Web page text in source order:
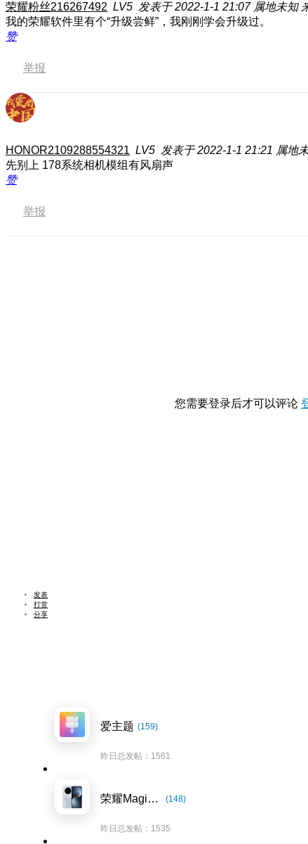
荣耀粉丝216267492 LV5 发表于 2022-1-1 21:07 属地未知
我的荣耀软件里有个“升级尝鲜”，我刚刚学会升级过。
赞
举报
HONOR2109288554321 LV5 发表于 2022-1-1 21:21 属地
先别上 178系统相机模组有风扇声
赞
举报
您需要登录后才可以评论
发表
打赏
分享
爱主题 (159)
昨日总发帖：1561
荣耀Magic7系列 (148)
昨日总发帖：1535